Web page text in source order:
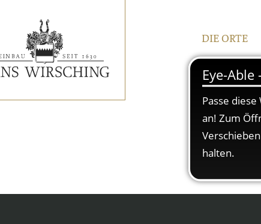
DIE ORTE
LAGEN
BEWÄSSERUNG
IPHOFEN
HOF UND VINOTHEK